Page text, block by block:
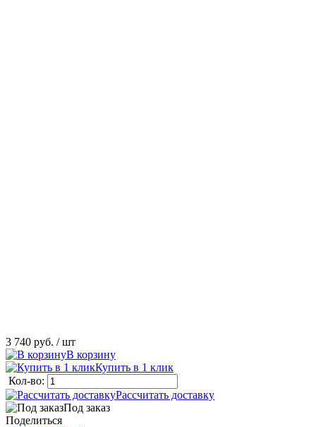
3 740 руб. / шт
В корзину
Купить в 1 клик
Кол-во:
Рассчитать доставку
Под заказ
Поделиться